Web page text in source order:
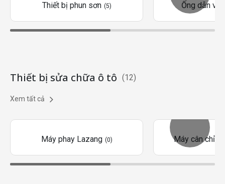
Thiết bị phun sơn (5) Ống dẫn và
Thiết bị sửa chữa ô tô (12)
Xem tất cả
Máy phay Lazang (0) Máy cân